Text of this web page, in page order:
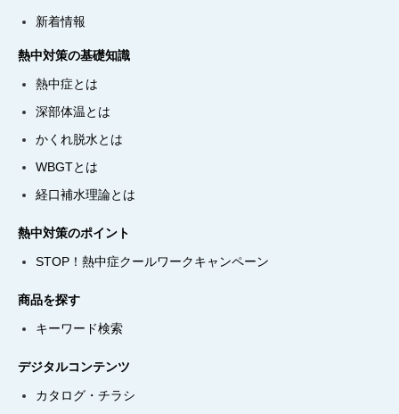
新着情報
熱中対策の基礎知識
熱中症とは
深部体温とは
かくれ脱水とは
WBGTとは
経口補水理論とは
熱中対策のポイント
STOP！熱中症クールワークキャンペーン
商品を探す
キーワード検索
デジタルコンテンツ
カタログ・チラシ